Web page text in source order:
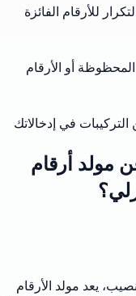
للأرقام الفائزة
أو الأرقام
في إدخالاتك
مولد أرقام
يعد مولد الأرقام